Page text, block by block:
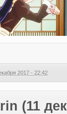
2017 - 22:42
(11